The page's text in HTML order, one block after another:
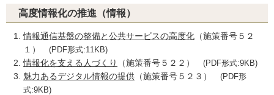
高度情報化の推進（情報）
情報通信基盤の整備と公共サービスの高度化 （施策番号５２
１） (PDF形式:11KB)
情報化を支える人づくり （施策番号５２２） (PDF形式:9KB)
魅力あるデジタル情報の提供 （施策番号５２３） (PDF形
式:9KB)